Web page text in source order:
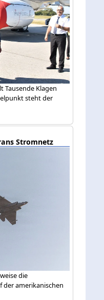
Tausende Klagen
steht der
Stromnetz
die
der amerikanischen